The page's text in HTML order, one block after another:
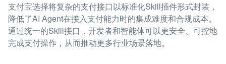
支付宝选择将复杂的支付接口以标准化Skill插件形式封装，
降低了AI Agent在接入支付能力时的集成难度和合规成本。
通过统一的Skill接口，开发者和智能体可以更安全、可控地
完成支付操作，从而推动更多行业场景落地。